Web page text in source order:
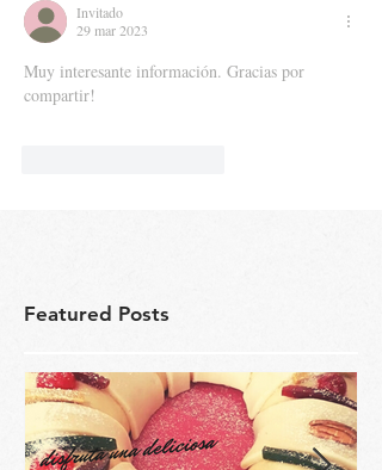
Invitado
29 mar 2023
Muy interesante información. Gracias por
compartir!
Featured Posts